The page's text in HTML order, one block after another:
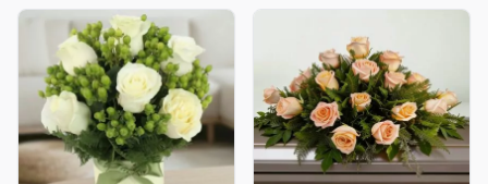
Arreglos damasco
Arreglos de Globos
Arreglos Florales
Arreglos florales amarillos